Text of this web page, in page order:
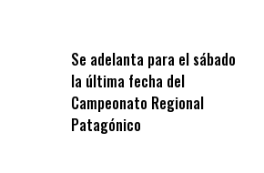
Se adelanta para el sábado
la última fecha del
Campeonato Regional
Patagónico